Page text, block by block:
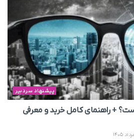
پیشنهاد سردبیر
+ راهنمای کامل خرید و معرفی